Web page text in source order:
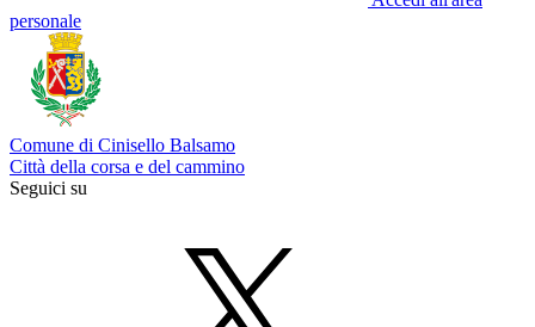
personale
Comune di Cinisello Balsamo
Città della corsa e del cammino
Seguici su